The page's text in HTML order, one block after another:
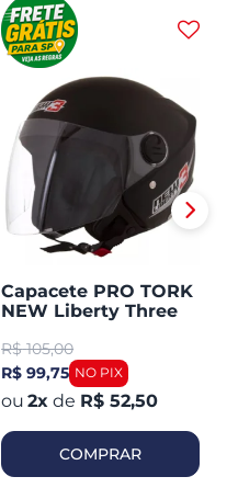
Capacete PRO TORK
NEW Liberty Three
R$ 105,00
R$ 99,75
2x de R$ 52,50
COMPRAR